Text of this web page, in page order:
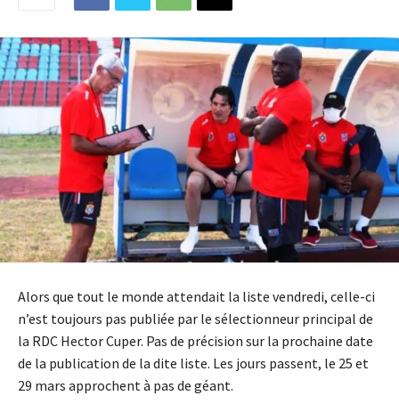
Alors que tout le monde attendait la liste vendredi, celle-ci
n’est toujours pas publiée par le sélectionneur principal de
la RDC Hector Cuper. Pas de précision sur la prochaine date
de la publication de la dite liste. Les jours passent, le 25 et
29 mars approchent à pas de géant.